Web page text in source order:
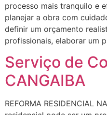
processo mais tranquilo e
planejar a obra com
definir um orçamento
profissionais, elaborar um
Serviço de
CANGAIBA
REFORMA RESIDENCIAL